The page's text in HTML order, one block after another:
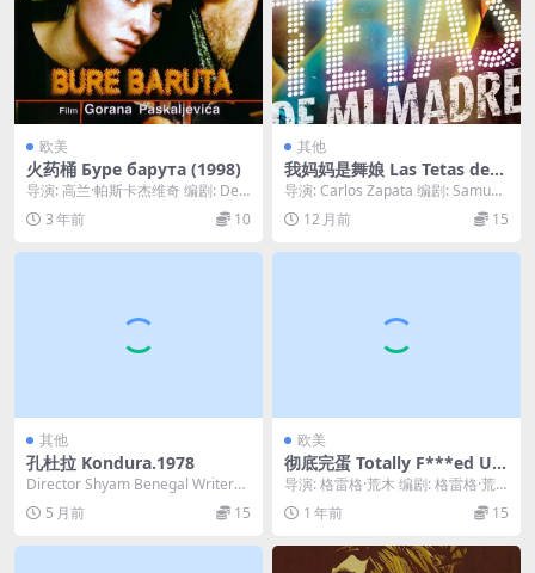
欧美
火药桶 Буре барута (1998)
导演: 高兰·帕斯卡杰维奇 编剧: Deja
n Dukovski / 高兰·帕斯...
3 年前 10
其他
我妈妈是舞娘 Las Tetas de
mi Madre (2015)
导演: Carlos Zapata 编剧: Samuel
Pinazo 主演: ...
12 月前 15
其他
孔杜拉 Kondura.1978
Director Shyam Benegal Writers
ArudraGir...
5 月前 15
欧美
彻底完蛋 Totally F***ed Up
(1993)
导演: 格雷格·荒木 编剧: 格雷格·荒
木 主演: James Duval / ...
1 年前 15